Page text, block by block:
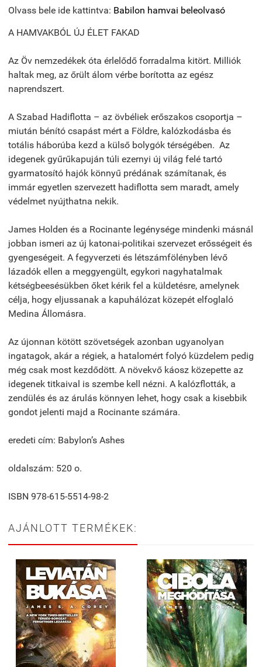
Olvass bele ide kattintva: Babilon hamvai beleolvasó
A HAMVAKBÓL ÚJ ÉLET FAKAD
Az Öv nemzedékek óta érlelődő forradalma kitört. Milliók
haltak meg, az őrült álom vérbe borította az egész
naprendszert.
A Szabad Hadiflotta – az övbéliek erőszakos csoportja –
miután bénító csapást mért a Földre, kalózkodásba és
totális háborúba kezd a külső bolygók térségében. Az
idegenek gyűrűkapuján túli ezernyi új világ felé tartó
gyarmatosító hajók könnyű prédának számítanak, és
immár egyetlen szervezett hadiflotta sem maradt, amely
védelmet nyújthatna nekik.
James Holden és a Rocinante legénysége mindenki másnál
jobban ismeri az új katonai-politikai szervezet erősségeit és
gyengeségeit. A fegyverzeti és létszámfölényben lévő
lázadók ellen a meggyengült, egykori nagyhatalmak
kétségbeesésükben őket kérik fel a küldetésre, amelynek
célja, hogy eljussanak a kapuhálózat közepét elfoglaló
Medina Állomásra.
Az újonnan kötött szövetségek azonban ugyanolyan
ingatagok, akár a régiek, a hatalomért folyó küzdelem pedig
még csak most kezdődött. A növekvő káosz közepette az
idegenek titkaival is szembe kell nézni. A kalózflották, a
zendülés és az árulás könnyen lehet, hogy csak a kisebbik
gondot jelenti majd a Rocinante számára.
eredeti cím: Babylon’s Ashes
oldalszám: 520 o.
ISBN 978-615-5514-98-2
AJÁNLOTT TERMÉKEK: